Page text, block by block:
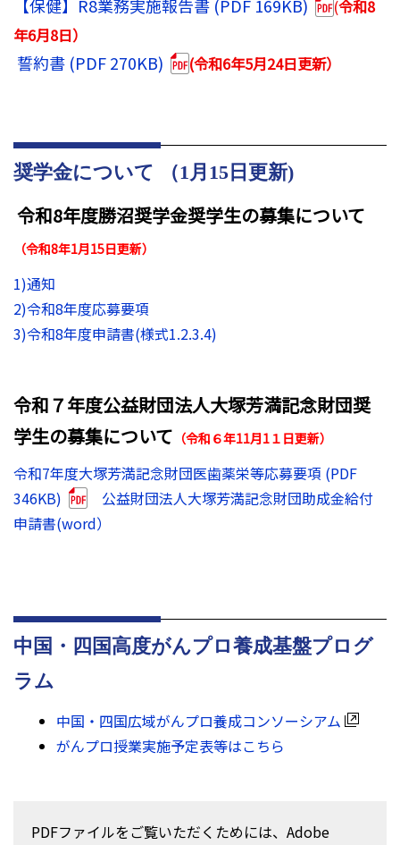
【保健】R8業務実施報告書 (PDF 169KB) (令和8
年6月8日）
誓約書 (PDF 270KB) (令和6年5月24日更新）
奨学金について （1月15日更新)
令和8年度勝沼奨学金奨学生の募集について
（令和8年1月15日更新）
1)通知
2)令和8年度応募要項
3)令和8年度申請書(様式1.2.3.4)
令和７年度公益財団法人大塚芳満記念財団奨
学生の募集について （令和６年11月1１日更新）
令和7年度大塚芳満記念財団医歯薬栄等応募要項 (PDF
346KB)
公益財団法人大塚芳満記念財団助成金給付
申請書(word）
中国・四国高度がんプロ養成基盤プログ
ラム
中国・四国広域がんプロ養成コンソーシアム
がんプロ授業実施予定表等はこちら
PDFファイルをご覧いただくためには、Adobe